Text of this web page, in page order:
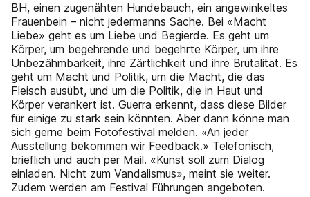
BH, einen zugenähten Hundebauch, ein angewinkeltes
Frauenbein – nicht jedermanns Sache. Bei «Macht
Liebe» geht es um Liebe und Begierde. Es geht um
Körper, um begehrende und begehrte Körper, um ihre
Unbezähmbarkeit, ihre Zärtlichkeit und ihre Brutalität. Es
geht um Macht und Politik, um die Macht, die das
Fleisch ausübt, und um die Politik, die in Haut und
Körper verankert ist. Guerra erkennt, dass diese Bilder
für einige zu stark sein könnten. Aber dann könne man
sich gerne beim Fotofestival melden. «An jeder
Ausstellung bekommen wir Feedback.» Telefonisch,
brieflich und auch per Mail. «Kunst soll zum Dialog
einladen. Nicht zum Vandalismus», meint sie weiter.
Zudem werden am Festival Führungen angeboten.